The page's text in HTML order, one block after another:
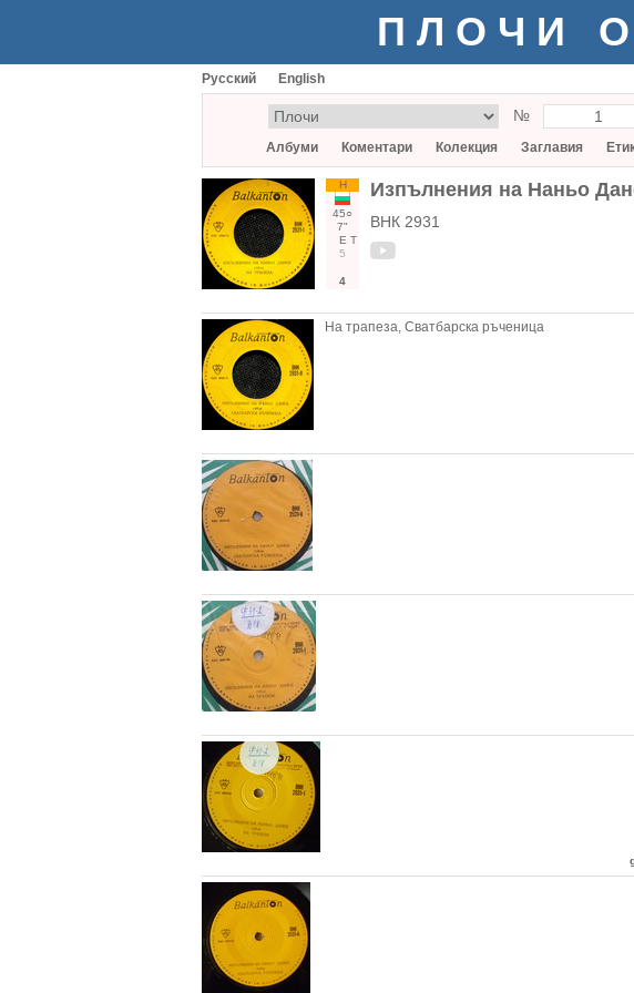
ПЛОЧИ
Русский English
№
Албуми Коментари Колекция Заглавия
Н
45○
7"
Е Т
5
4
Изпълнения на Наньо
ВНК 2931
На трапеза, Сватбарска ръченица